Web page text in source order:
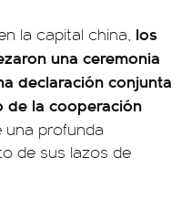
la capital china, los
una ceremonia
declaración conjunta
de la cooperación
una profunda
de sus lazos de